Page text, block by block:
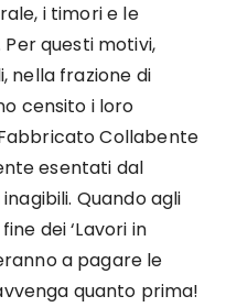
i timori e le
questi motivi,
nella frazione di
censito i loro
Collabente
esentati dal
Quando agli
dei ‘Lavori in
a pagare le
quanto prima!